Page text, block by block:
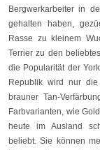
Bergwerkarbeiter in
gehalten haben,
Rasse zu kleinem
Terrier zu den
die Popularität der
Republik wird nur
brauner Tan-
Farbvarianten, wie
heute im Ausland
beliebt. Sie können